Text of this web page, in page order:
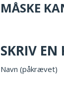
MÅSKE
SKRIV
Navn (påkrævet)